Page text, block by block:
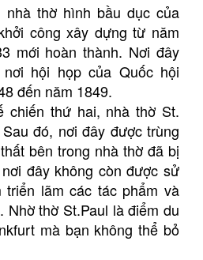
thờ hình bầu dục của
công xây dựng từ năm
mới hoàn thành. Nơi đây
hội họp của Quốc hội
đến năm 1849.
chiến thứ hai, nhà thờ St.
đó, nơi đây được trùng
bên trong nhà thờ đã bị
đây không còn được sử
triển lãm các tác phẩm và
Nhờ thờ St.Paul là điểm du
mà bạn không thể bỏ